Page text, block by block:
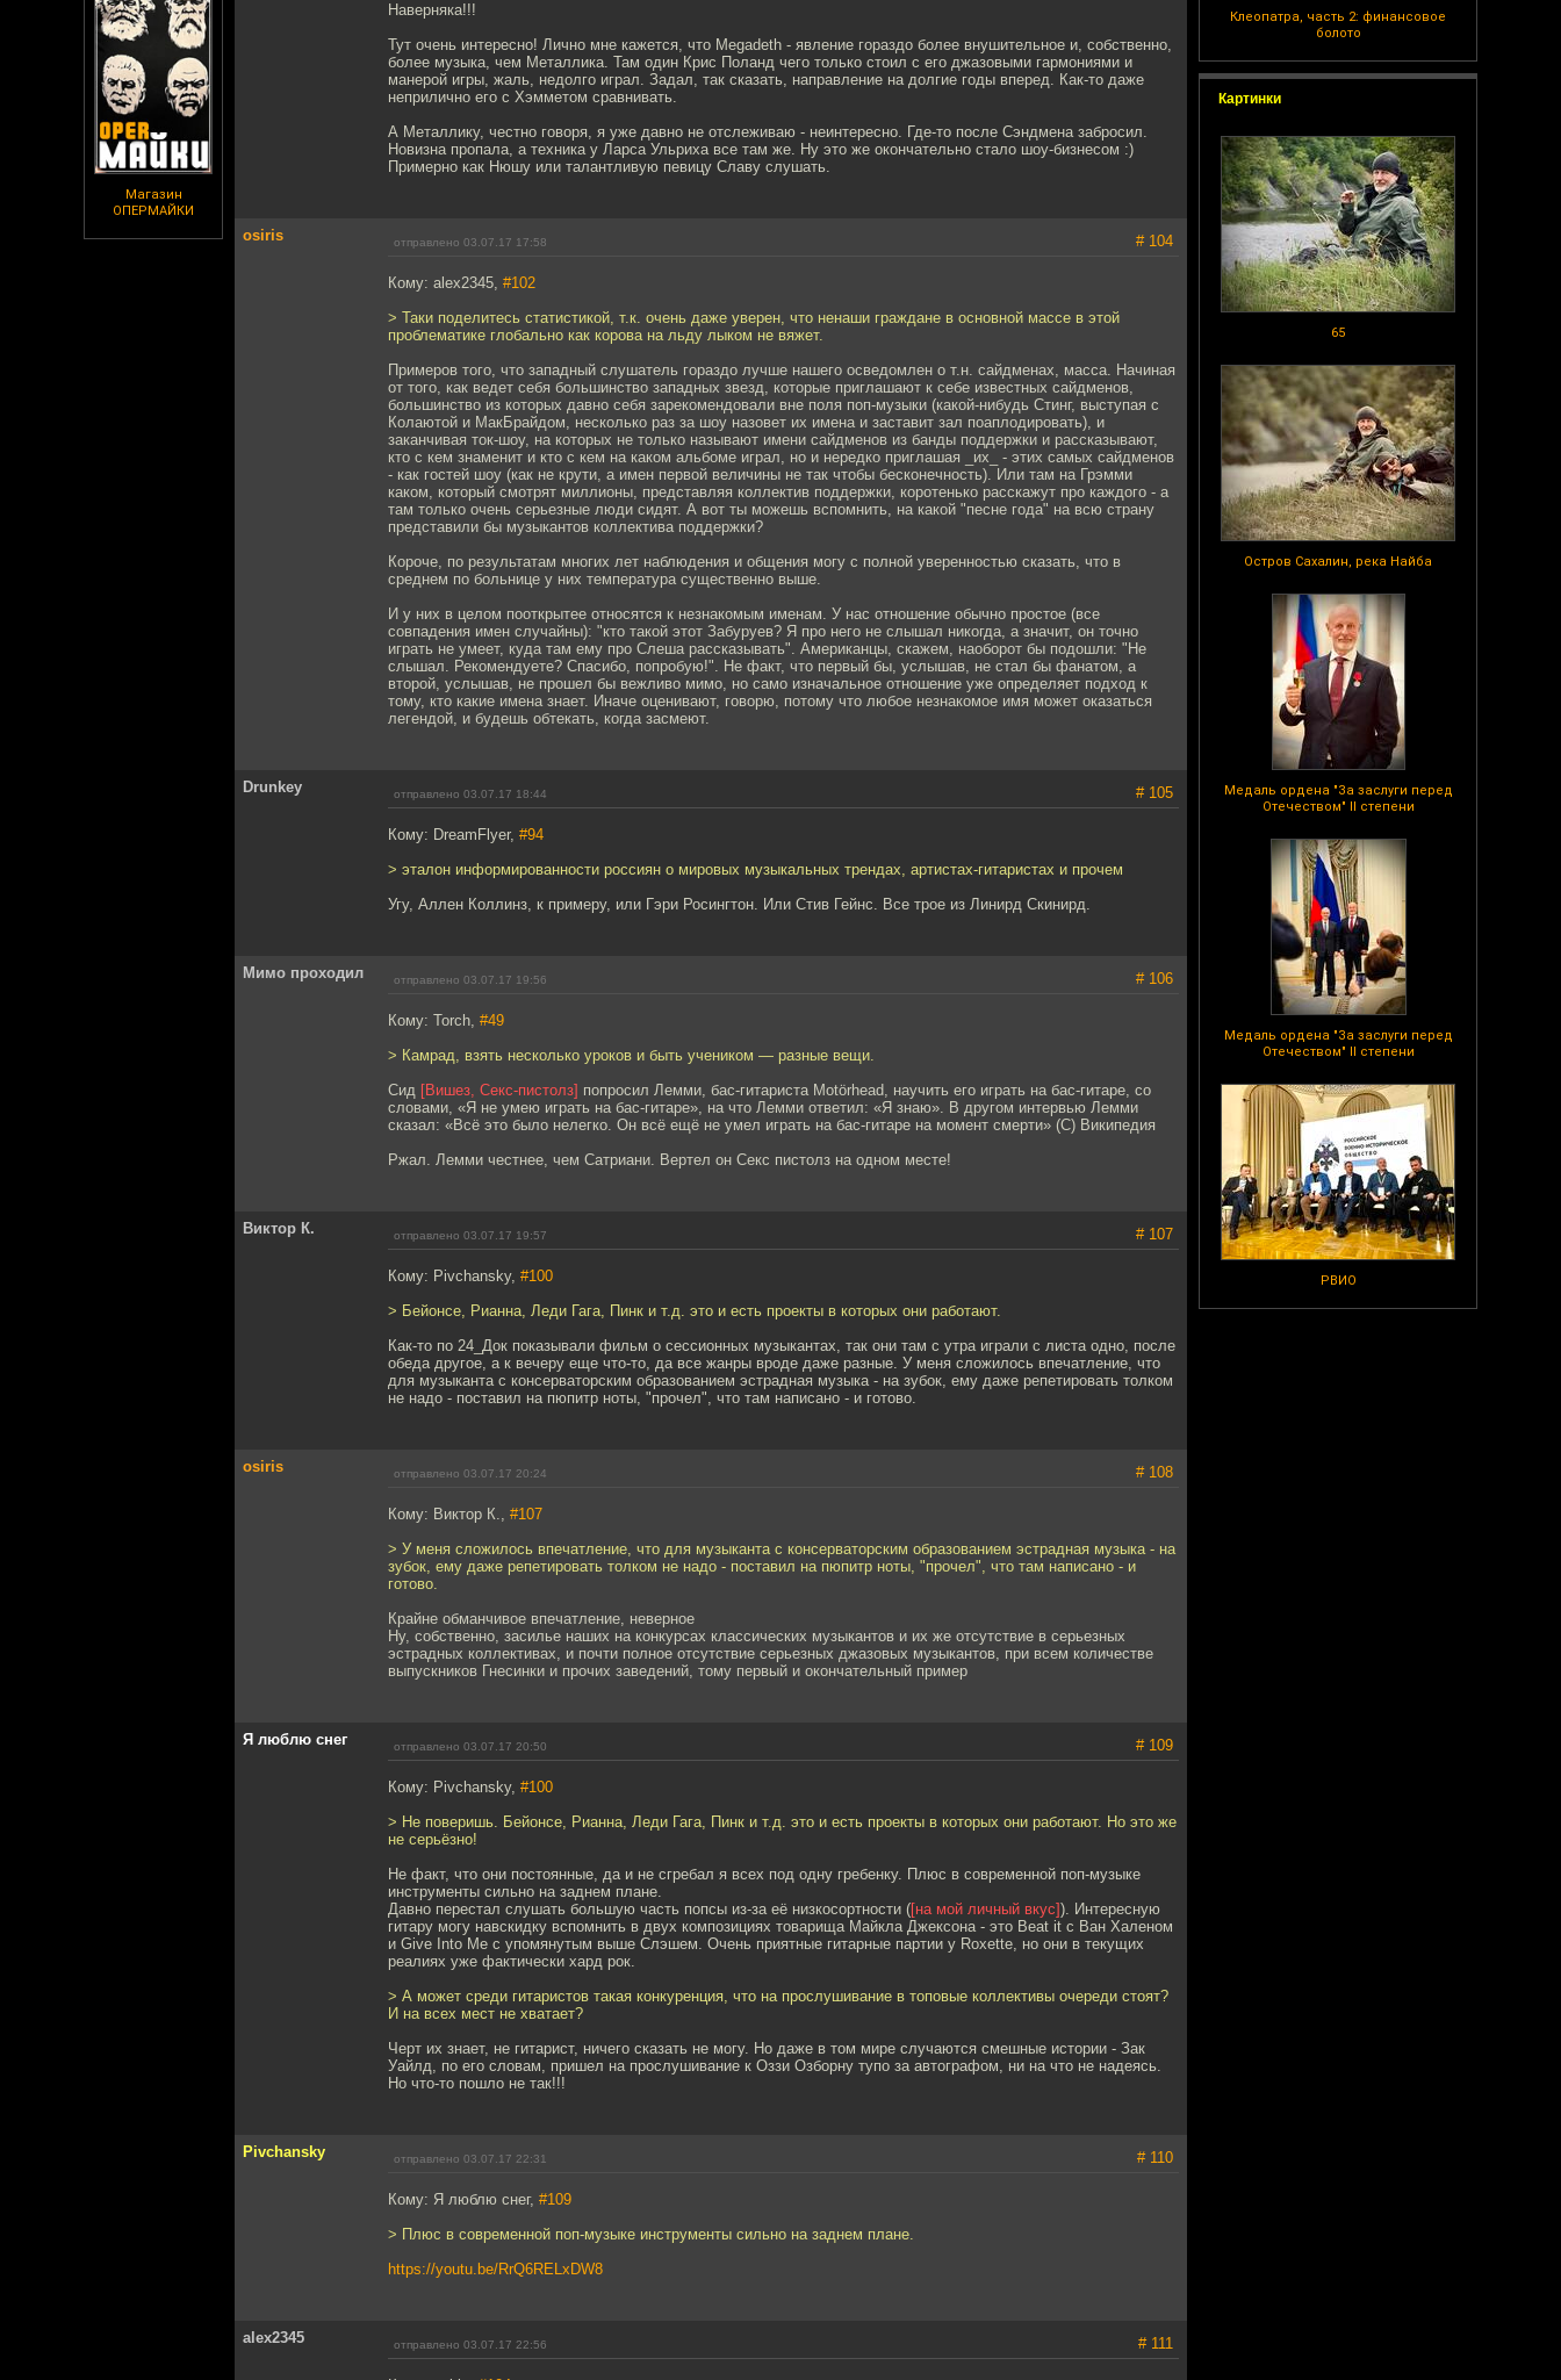
Магазин
ОПЕРМАЙКИ
Клеопатра, часть 2: финансовое
болото
Картинки
65
Остров Сахалин, река Найба
Медаль ордена "За заслуги перед
Отечеством" II степени
Медаль ордена "За заслуги перед
Отечеством" II степени
РВИО
Наверняка!!!
Тут очень интересно! Лично мне кажется, что Megadeth - явление гораздо более внушительное и, собственно,
более музыка, чем Металлика. Там один Крис Поланд чего только стоил с его джазовыми гармониями и
манерой игры, жаль, недолго играл. Задал, так сказать, направление на долгие годы вперед. Как-то даже
неприлично его с Хэмметом сравнивать.
А Металлику, честно говоря, я уже давно не отслеживаю - неинтересно. Где-то после Сэндмена забросил.
Новизна пропала, а техника у Ларса Ульриха все там же. Ну это же окончательно стало шоу-бизнесом :)
Примерно как Нюшу или талантливую певицу Славу слушать.
osiris отправлено 03.07.17 17:58 # 104
Кому: alex2345, #102
> Таки поделитесь статистикой, т.к. очень даже уверен, что ненаши граждане в основной массе в этой
проблематике глобально как корова на льду лыком не вяжет.
Примеров того, что западный слушатель гораздо лучше нашего осведомлен о т.н. сайдменах, масса. Начиная
от того, как ведет себя большинство западных звезд, которые приглашают к себе известных сайдменов,
большинство из которых давно себя зарекомендовали вне поля поп-музыки (какой-нибудь Стинг, выступая с
Колаютой и МакБрайдом, несколько раз за шоу назовет их имена и заставит зал поаплодировать), и
заканчивая ток-шоу, на которых не только называют имени сайдменов из банды поддержки и рассказывают,
кто с кем знаменит и кто с кем на каком альбоме играл, но и нередко приглашая _их_ - этих самых сайдменов
- как гостей шоу (как не крути, а имен первой величины не так чтобы бесконечность). Или там на Грэмми
каком, который смотрят миллионы, представляя коллектив поддержки, коротенько расскажут про каждого - а
там только очень серьезные люди сидят. А вот ты можешь вспомнить, на какой "песне года" на всю страну
представили бы музыкантов коллектива поддержки?
Короче, по результатам многих лет наблюдения и общения могу с полной уверенностью сказать, что в
среднем по больнице у них температура существенно выше.
И у них в целом пооткрытее относятся к незнакомым именам. У нас отношение обычно простое (все
совпадения имен случайны): "кто такой этот Забуруев? Я про него не слышал никогда, а значит, он точно
играть не умеет, куда там ему про Слеша рассказывать". Американцы, скажем, наоборот бы подошли: "Не
слышал. Рекомендуете? Спасибо, попробую!". Не факт, что первый бы, услышав, не стал бы фанатом, а
второй, услышав, не прошел бы вежливо мимо, но само изначальное отношение уже определяет подход к
тому, кто какие имена знает. Иначе оценивают, говорю, потому что любое незнакомое имя может оказаться
легендой, и будешь обтекать, когда засмеют.
Drunkey отправлено 03.07.17 18:44 # 105
Кому: DreamFlyer, #94
> эталон информированности россиян о мировых музыкальных трендах, артистах-гитаристах и прочем
Угу, Аллен Коллинз, к примеру, или Гэри Росингтон. Или Стив Гейнс. Все трое из Линирд Скинирд.
Мимо проходил отправлено 03.07.17 19:56 # 106
Кому: Torch, #49
> Камрад, взять несколько уроков и быть учеником — разные вещи.
Сид [Вишез, Секс-пистолз] попросил Лемми, бас-гитариста Motörhead, научить его играть на бас-гитаре, со
словами, «Я не умею играть на бас-гитаре», на что Лемми ответил: «Я знаю». В другом интервью Лемми
сказал: «Всё это было нелегко. Он всё ещё не умел играть на бас-гитаре на момент смерти» (С) Википедия
Ржал. Лемми честнее, чем Сатриани. Вертел он Секс пистолз на одном месте!
Виктор К. отправлено 03.07.17 19:57 # 107
Кому: Pivchansky, #100
> Бейонсе, Рианна, Леди Гага, Пинк и т.д. это и есть проекты в которых они работают.
Как-то по 24_Док показывали фильм о сессионных музыкантах, так они там с утра играли с листа одно, после
обеда другое, а к вечеру еще что-то, да все жанры вроде даже разные. У меня сложилось впечатление, что
для музыканта с консерваторским образованием эстрадная музыка - на зубок, ему даже репетировать толком
не надо - поставил на пюпитр ноты, "прочел", что там написано - и готово.
osiris отправлено 03.07.17 20:24 # 108
Кому: Виктор К., #107
> У меня сложилось впечатление, что для музыканта с консерваторским образованием эстрадная музыка - на
зубок, ему даже репетировать толком не надо - поставил на пюпитр ноты, "прочел", что там написано - и
готово.
Крайне обманчивое впечатление, неверное
Ну, собственно, засилье наших на конкурсах классических музыкантов и их же отсутствие в серьезных
эстрадных коллективах, и почти полное отсутствие серьезных джазовых музыкантов, при всем количестве
выпускников Гнесинки и прочих заведений, тому первый и окончательный пример
Я люблю снег отправлено 03.07.17 20:50 # 109
Кому: Pivchansky, #100
> Не поверишь. Бейонсе, Рианна, Леди Гага, Пинк и т.д. это и есть проекты в которых они работают. Но это же
не серьёзно!
Не факт, что они постоянные, да и не сгребал я всех под одну гребенку. Плюс в современной поп-музыке
инструменты сильно на заднем плане.
Давно перестал слушать большую часть попсы из-за её низкосортности ([на мой личный вкус]). Интересную
гитару могу навскидку вспомнить в двух композициях товарища Майкла Джексона - это Beat it с Ван Халеном
и Give Into Me с упомянутым выше Слэшем. Очень приятные гитарные партии у Roxette, но они в текущих
реалиях уже фактически хард рок.
> А может среди гитаристов такая конкуренция, что на прослушивание в топовые коллективы очереди стоят?
И на всех мест не хватает?
Черт их знает, не гитарист, ничего сказать не могу. Но даже в том мире случаются смешные истории - Зак
Уайлд, по его словам, пришел на прослушивание к Оззи Озборну тупо за автографом, ни на что не надеясь.
Но что-то пошло не так!!!
Pivchansky отправлено 03.07.17 22:31 # 110
Кому: Я люблю снег, #109
> Плюс в современной поп-музыке инструменты сильно на заднем плане.
https://youtu.be/RrQ6RELxDW8
alex2345 отправлено 03.07.17 22:56 # 111